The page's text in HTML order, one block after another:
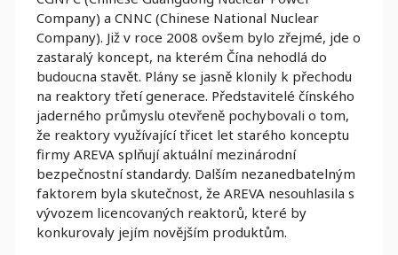
Company) a CNNC (Chinese National Nuclear
Company). Již v roce 2008 ovšem bylo zřejmé, jde o
zastaralý koncept, na kterém Čína nehodlá do
budoucna stavět. Plány se jasně klonily k přechodu
na reaktory třetí generace. Představitelé čínského
jaderného průmyslu otevřeně pochybovali o tom,
že reaktory využívající třicet let starého konceptu
firmy AREVA splňují aktuální mezinárodní
bezpečnostní standardy. Dalším nezanedbatelným
faktorem byla skutečnost, že AREVA nesouhlasila s
vývozem licencovaných reaktorů, které by
konkurovaly jejím novějším produktům.